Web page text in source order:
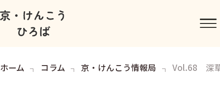
ホーム コラム 京・けんこう情報局 Vol.68 深草